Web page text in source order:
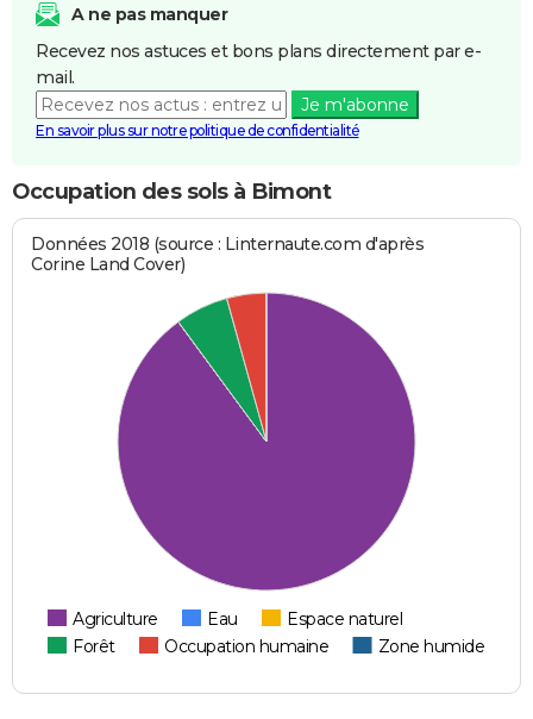
A ne pas manquer
Recevez nos astuces et bons plans directement par e-
mail.
Je m'abonne
En savoir plus sur notre politique de confidentialité
Occupation des sols à Bimont
Données 2018 (source : Linternaute.com d'après
Corine Land Cover)
Agriculture Eau
Espace naturel
Forêt
Occupation humaine Zone humide